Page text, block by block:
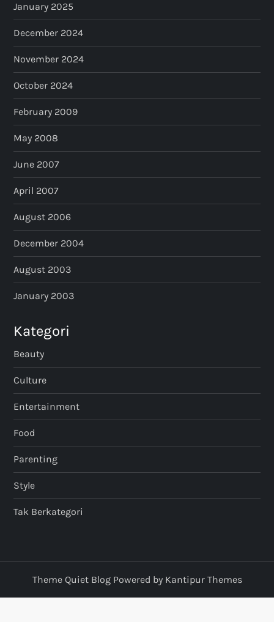
January 2025
December 2024
November 2024
October 2024
February 2009
May 2008
June 2007
April 2007
August 2006
December 2004
August 2003
January 2003
Kategori
Beauty
Culture
Entertainment
Food
Parenting
Style
Tak Berkategori
Theme Quiet Blog Powered by Kantipur Themes